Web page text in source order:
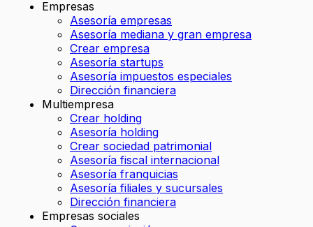
Empresas
Asesoría empresas
Asesoría mediana y gran empresa
Crear empresa
Asesoría startups
Asesoría impuestos especiales
Dirección financiera
Multiempresa
Crear holding
Asesoría holding
Crear sociedad patrimonial
Asesoría fiscal internacional
Asesoría franquicias
Asesoría filiales y sucursales
Dirección financiera
Empresas sociales